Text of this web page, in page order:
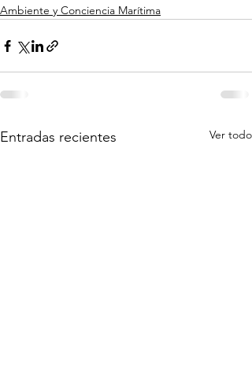
Ambiente y Conciencia Marítima
Entradas recientes Ver todo